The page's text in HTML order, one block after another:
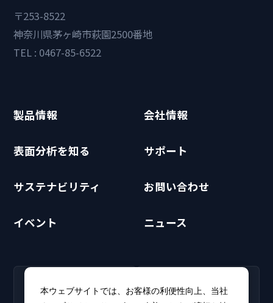
〒253-8522
神奈川県茅ヶ崎市萩園2500番地
TEL : 0467-85-6522
製品情報 会社情報
表面分析を知る サポート
サステナビリティ お問い合わせ
イベント ニュース
採用情報 CLUB PHI（会員専
本ウェブサイトでは、お客様の利便性向上、当社